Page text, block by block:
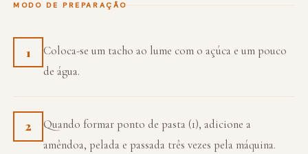
MODO DE PREPARAÇÃO
1
Coloca-se um tacho ao lume com o açúca e um pouco
de água.
2
Quando formar ponto de pasta (1), adicione a
amêndoa, pelada e passada três vezes pela máquina.